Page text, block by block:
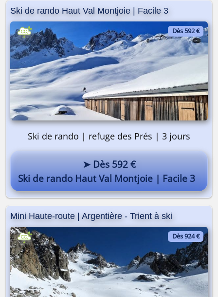
Ski de rando Haut Val Montjoie | Facile 3
Dès 592 €
Ski de rando | refuge des Prés | 3 jours
➤ Dès 592 €
Ski de rando Haut Val Montjoie | Facile 3
Mini Haute-route | Argentière - Trient à ski
Dès 924 €